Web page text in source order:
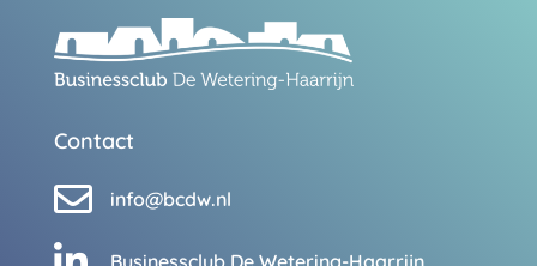
Contact
 info@bcdw.nl
Businessclub De Wetering-Haarrijn